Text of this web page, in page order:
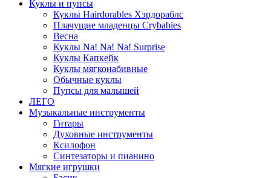
Куклы и пупсы
Куклы Hairdorables Хэрдораблс
Плачущие младенцы Crybabies
Весна
Куклы Na! Na! Na! Surprise
Куклы Капкейк
Куклы мягконабивные
Обычные куклы
Пупсы для малышей
ЛЕГО
Музыкальные инструменты
Гитары
Духовные инструменты
Ксилофон
Синтезаторы и пианино
Мягкие игрушки